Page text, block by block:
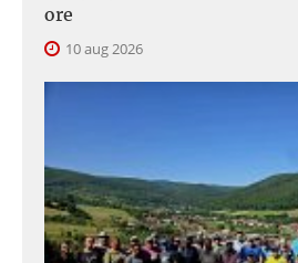
ore
10 aug 2026